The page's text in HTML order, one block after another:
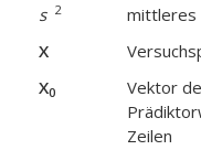
s 2
mittleres
X
X0
Vektor
Zeilen